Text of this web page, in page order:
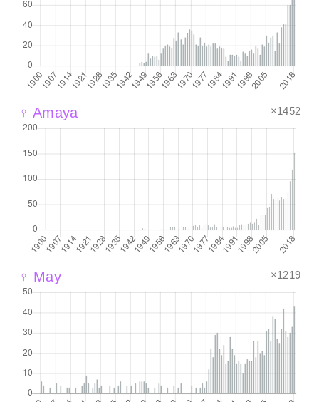
♀ Amaya ×1452
♀ May ×1219